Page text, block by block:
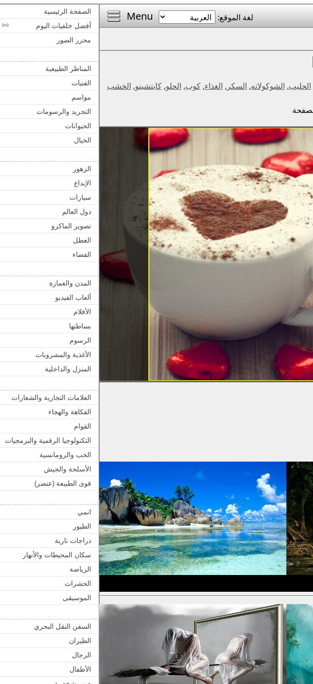
الصفحة الرئيسية
أفضل خلفيات اليوم
محرر الصور
المناظر الطبيعية
الفتيات
مواسم
التجريد والرسومات
الحيوانات
الخيال
الزهور
الإبداع
سيارات
دول العالم
تصوير الماكرو
العطل
الفضاء
المدن والعمارة
ألعاب الفيديو
الأفلام
بساطتها
الرسوم
الأغذية والمشروبات
المنزل والداخلية
العلامات التجارية والشعارات
الفكاهة والهجاء
القوام
التكنولوجيا الرقمية والبرمجيات
الحب والرومانسية
الأسلحة والجيش
قوى الطبيعة (عنصر)
انمي
الطيور
دراجات نارية
سكان المحيطات والأنهار
الرياضة
الحشرات
الموسيقى
السفن النقل البحري
الطيران
الرجال
الأطفال
Menu
لغة الموقع:
الحليب, الشوكولاته, السكر , الغذاء,كوب, الحلو,كابتشينو, الخشب